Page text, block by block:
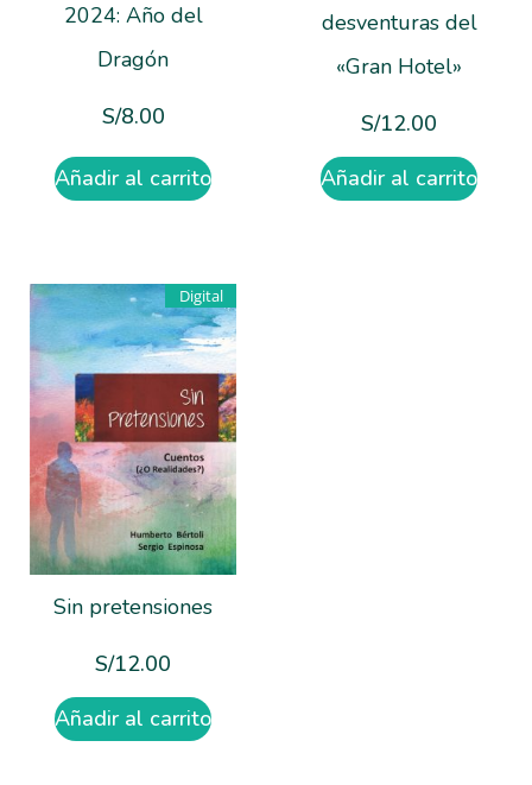
2024: Año del
Dragón
S/8.00
Añadir al carrito
desventuras del
«Gran Hotel»
S/12.00
Añadir al carrito
Digital
Sin pretensiones
S/12.00
Añadir al carrito